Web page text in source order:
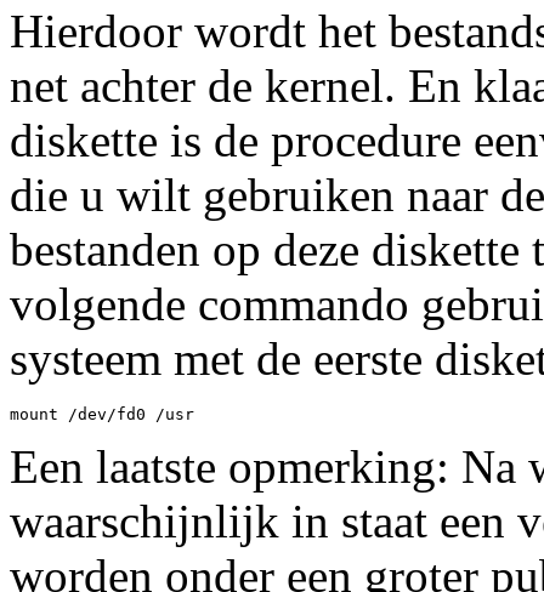
Hierdoor wordt het
net achter de kernel. En
diskette is de procedure
die u wilt gebruiken naar
bestanden op deze
volgende commando
systeem met de eerste
Een laatste opmerking: Na
waarschijnlijk in staat een
worden onder een groter